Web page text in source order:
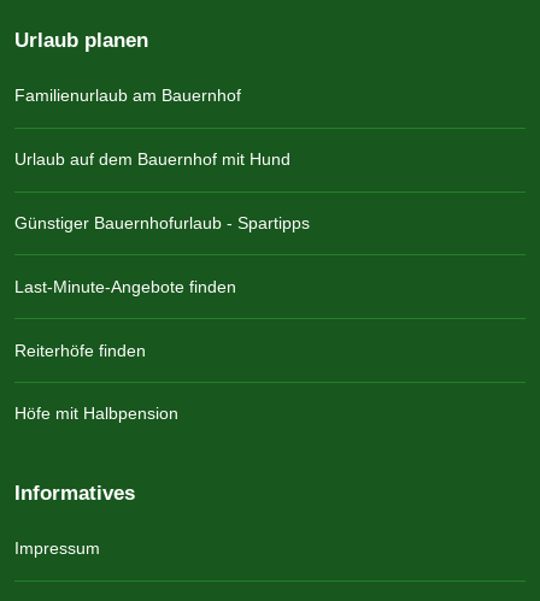
Urlaub planen
Familienurlaub am Bauernhof
Urlaub auf dem Bauernhof mit Hund
Günstiger Bauernhofurlaub - Spartipps
Last-Minute-Angebote finden
Reiterhöfe finden
Höfe mit Halbpension
Informatives
Impressum